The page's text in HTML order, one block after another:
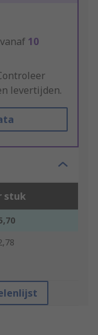
10
levertijden.
stuk